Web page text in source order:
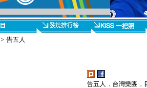
> 告五人
告五人，台灣樂團，